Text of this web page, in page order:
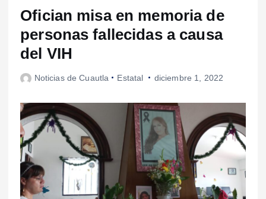
Ofician misa en memoria de
personas fallecidas a causa
del VIH
Noticias de Cuautla Estatal diciembre 1, 2022